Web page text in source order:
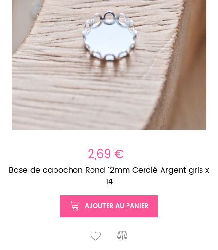
2,69 €
Base de cabochon Rond 12mm Cerclé Argent gris x
14
AJOUTER AU PANIER